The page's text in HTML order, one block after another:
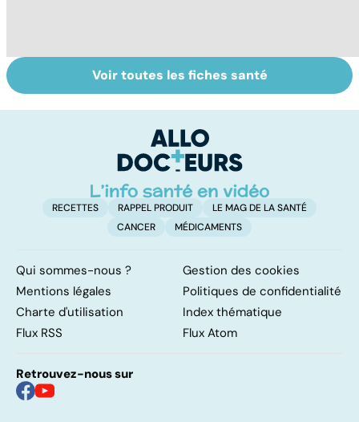
Tout savoir sur
les maux du froid
Gynéco : un suivi
pour la vie
Voir toutes les fiches santé
RECETTES RAPPEL PRODUIT
LE MAG DE LA SANTÉ
CANCER
MÉDICAMENTS
Qui sommes-nous ?
Gestion des cookies
Mentions légales
Politiques de confidentialité
Charte d'utilisation
Index thématique
Flux RSS
Flux Atom
Retrouvez-nous sur